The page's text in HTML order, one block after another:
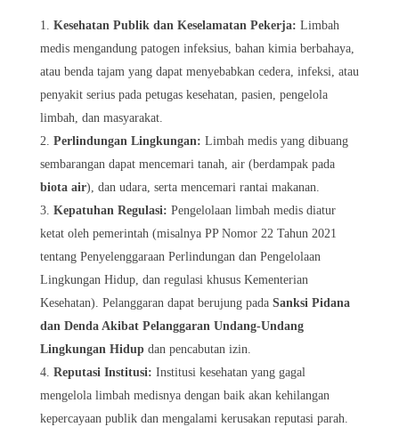
Kesehatan Publik dan Keselamatan Pekerja: Limbah
medis mengandung patogen infeksius, bahan kimia berbahaya,
atau benda tajam yang dapat menyebabkan cedera, infeksi, atau
penyakit serius pada petugas kesehatan, pasien, pengelola
limbah, dan masyarakat.
Perlindungan Lingkungan: Limbah medis yang dibuang
sembarangan dapat mencemari tanah, air (berdampak pada
biota air), dan udara, serta mencemari rantai makanan.
Kepatuhan Regulasi: Pengelolaan limbah medis diatur
ketat oleh pemerintah (misalnya PP Nomor 22 Tahun 2021
tentang Penyelenggaraan Perlindungan dan Pengelolaan
Lingkungan Hidup, dan regulasi khusus Kementerian
Kesehatan). Pelanggaran dapat berujung pada Sanksi Pidana
dan Denda Akibat Pelanggaran Undang-Undang
Lingkungan Hidup dan pencabutan izin.
Reputasi Institusi: Institusi kesehatan yang gagal
mengelola limbah medisnya dengan baik akan kehilangan
kepercayaan publik dan mengalami kerusakan reputasi parah.